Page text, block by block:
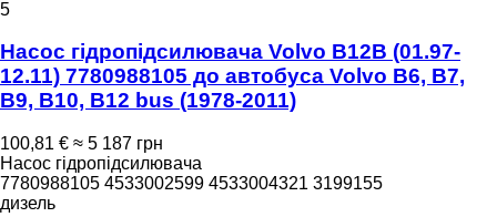
5
Насос гідропідсилювача Volvo B12B (01.97-
12.11) 7780988105 до автобуса Volvo B6, B7,
B9, B10, B12 bus (1978-2011)
100,81 € ≈ 5 187 грн
Насос гідропідсилювача
7780988105 4533002599 4533004321 3199155
дизель